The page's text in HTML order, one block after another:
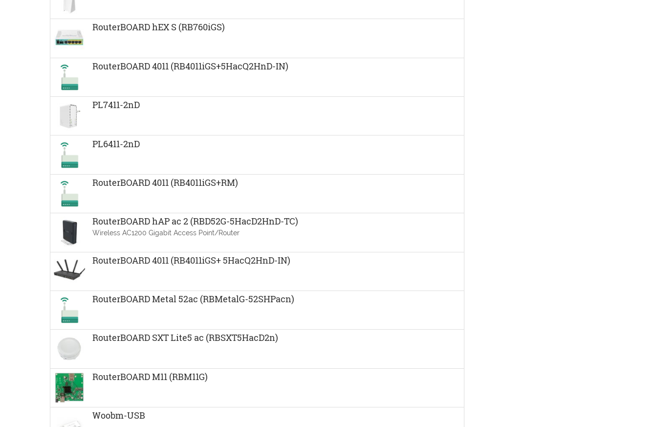
RouterBOARD hEX S (RB760iGS)
RouterBOARD 4011 (RB4011iGS+5HacQ2HnD-IN)
PL7411-2nD
PL6411-2nD
RouterBOARD 4011 (RB4011iGS+RM)
RouterBOARD hAP ac 2 (RBD52G-5HacD2HnD-TC)
Wireless AC1200 Gigabit Access Point/Router
RouterBOARD 4011 (RB4011iGS+ 5HacQ2HnD-IN)
RouterBOARD Metal 52ac (RBMetalG-52SHPacn)
RouterBOARD SXT Lite5 ac (RBSXT5HacD2n)
RouterBOARD M11 (RBM11G)
Woobm-USB